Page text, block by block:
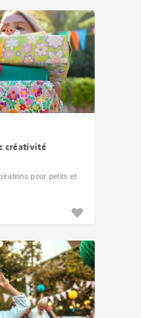
créativité
pour petits et